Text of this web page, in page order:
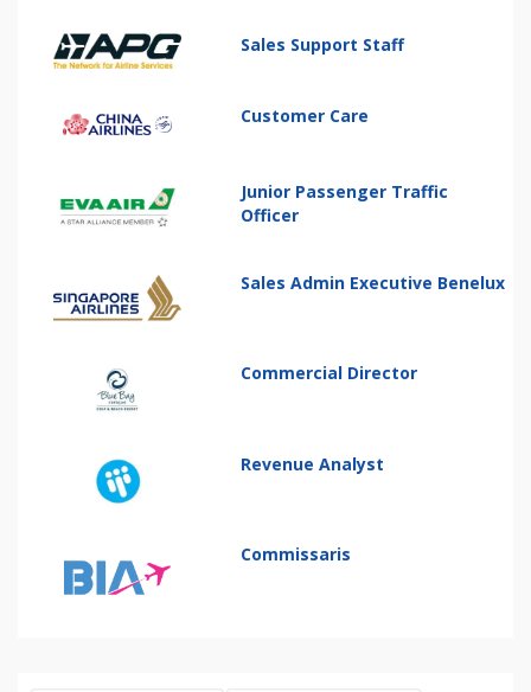
Sales Support Staff
Customer Care
Junior Passenger Traffic
Officer
Sales Admin Executive Benelux
Commercial Director
Revenue Analyst
Commissaris